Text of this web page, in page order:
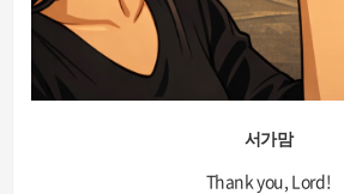
서가맘
Thank you, Lord!